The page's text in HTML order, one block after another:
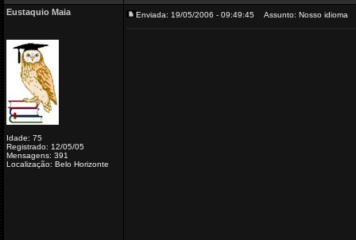
Eustaquio Maia
Idade: 75
Registrado: 12/05/05
Mensagens: 391
Localização: Belo Horizonte
Enviada: 19/05/2006 - 09:49:45 Assunto: Nosso idioma